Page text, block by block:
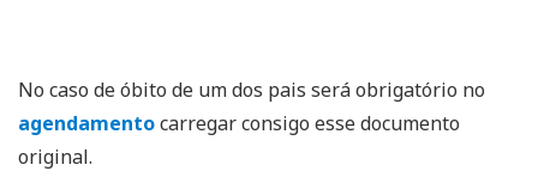
No caso de óbito de um dos pais será obrigatório no
agendamentocarregar consigo esse documento
original.